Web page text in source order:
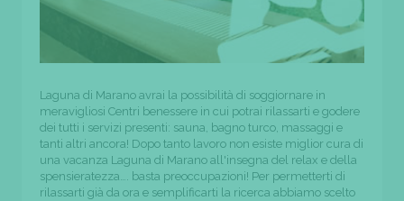
Laguna di Marano avrai la possibilità di soggiornare in
meravigliosi Centri benessere in cui potrai rilassarti e godere
dei tutti i servizi presenti: sauna, bagno turco, massaggi e
tanti altri ancora! Dopo tanto lavoro non esiste miglior cura di
una vacanza Laguna di Marano all'insegna del relax e della
spensieratezza…. basta preoccupazioni! Per permetterti di
rilassarti già da ora e semplificarti la ricerca abbiamo scelto